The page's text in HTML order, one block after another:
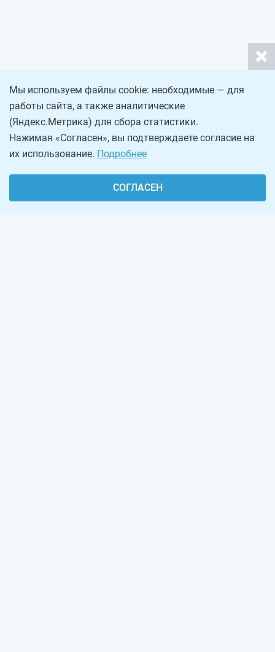
Мы используем файлы cookie: необходимые — для
работы сайта, а также аналитические
(Яндекс.Метрика) для сбора статистики.
Нажимая «Согласен», вы подтверждаете согласие на
их использование. Подробнее
СОГЛАСЕН